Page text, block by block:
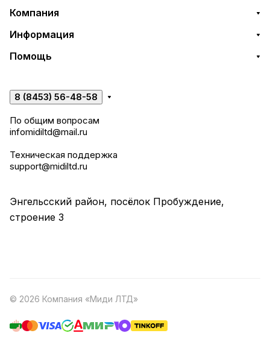
Компания
Информация
Помощь
8 (8453) 56-48-58
По общим вопросам
infomidiltd@mail.ru
Техническая поддержка
support@midiltd.ru
Энгельсский район, посёлок Пробуждение,
строение 3
© 2026 Компания «Миди ЛТД»